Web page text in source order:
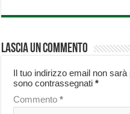
Lascia un commento
Il tuo indirizzo email non sarà
sono contrassegnati*
Commento*